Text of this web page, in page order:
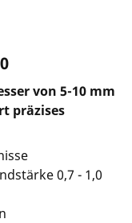
von 5-10 mm
präzises
0,7 - 1,0